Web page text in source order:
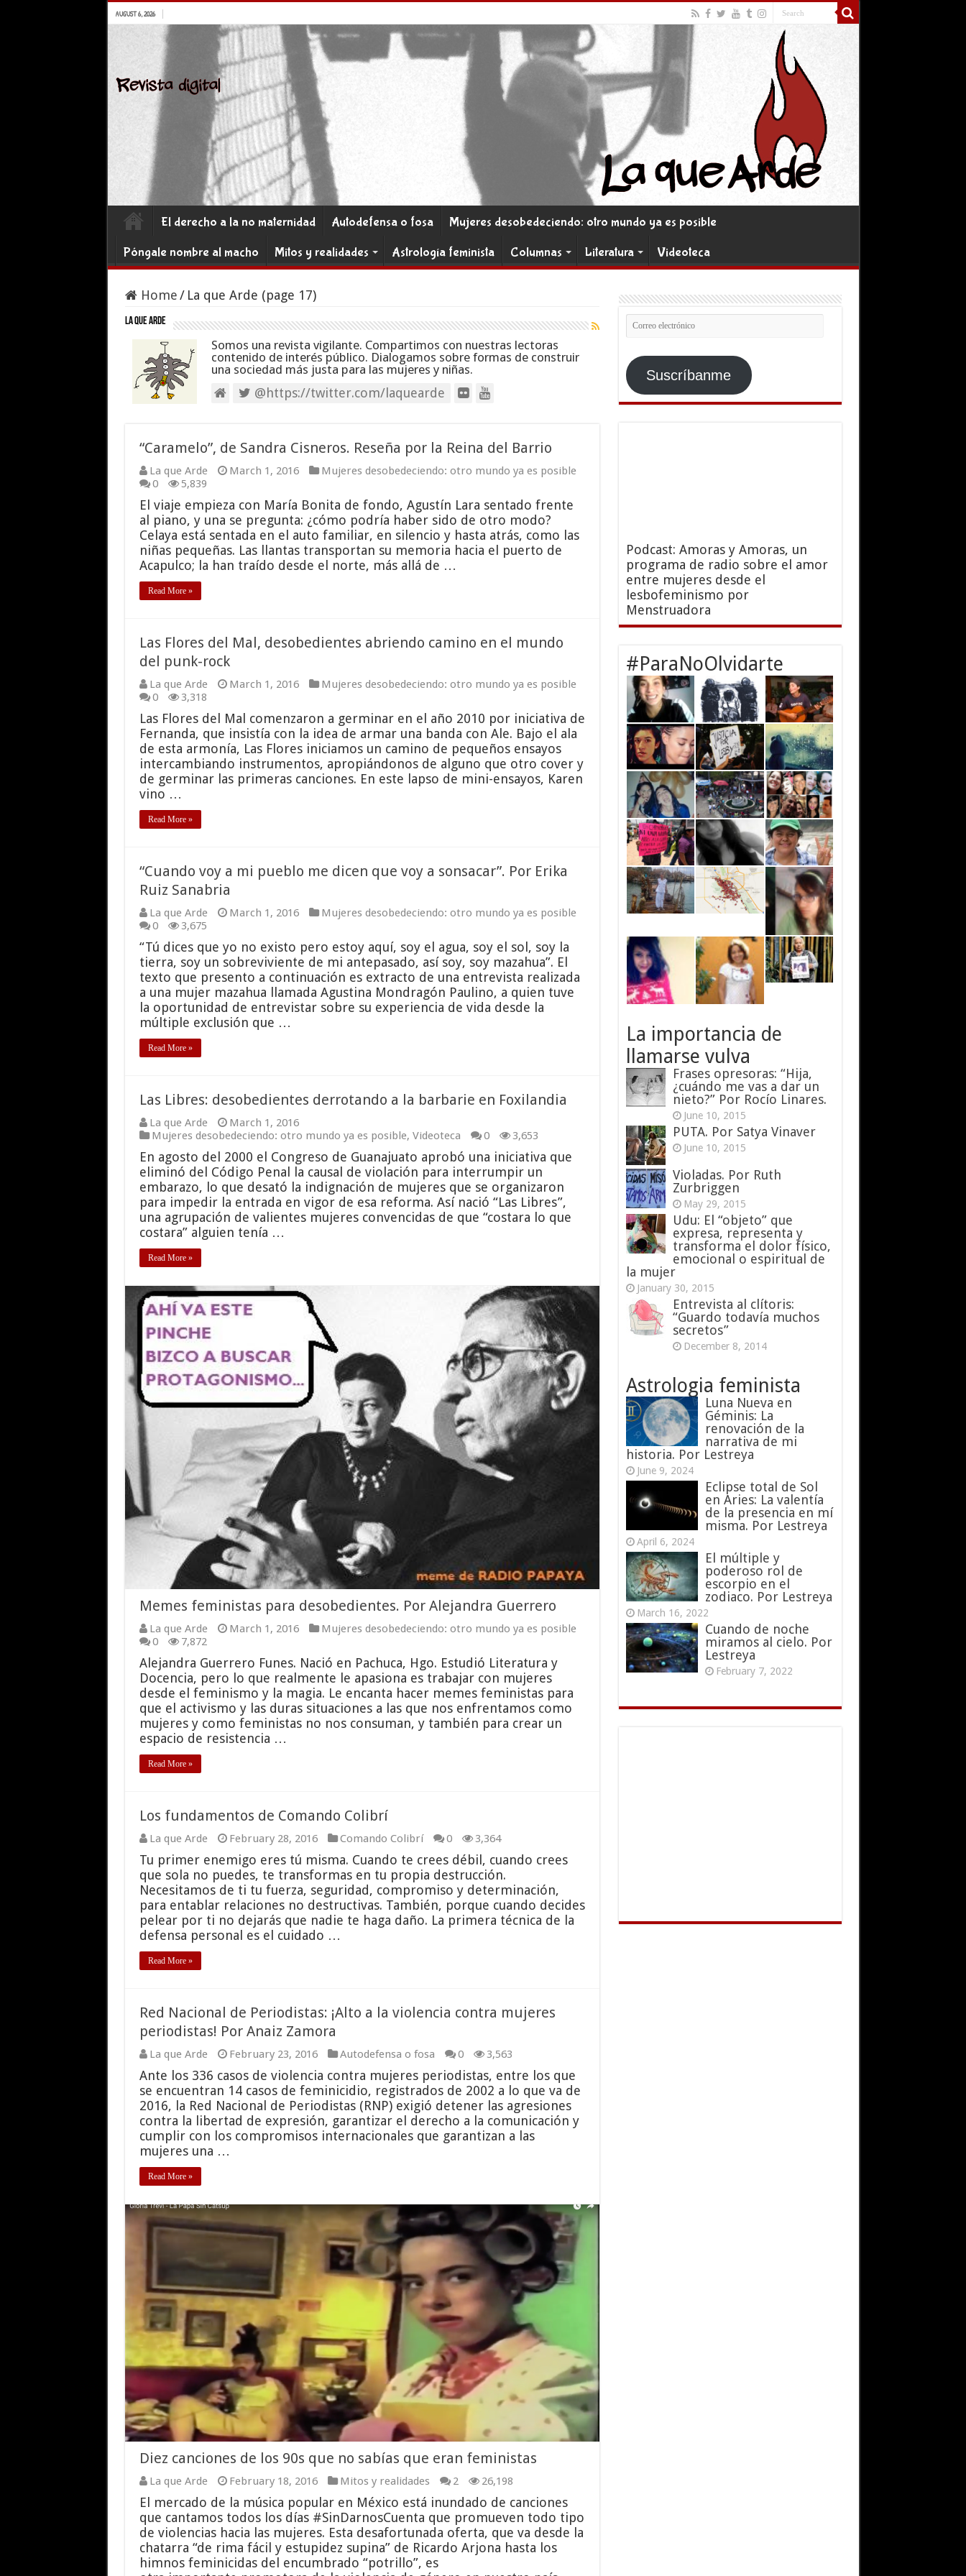
AUGUST 6, 2026
El derecho a la no maternidad Autodefensa o fosa
Mujeres desobedeciendo: otro mundo ya es posible
Póngale nombre al macho
Mitos y realidades Astrología feminista Columnas Literatura Videoteca
Home/ La que Arde (page 17)
La que Arde
Somos una revista vigilante. Compartimos con nuestras lectoras
contenido de interés público. Dialogamos sobre formas de construir
una sociedad más justa para las mujeres y niñas.
@https://twitter.com/laquearde
“Caramelo”, de Sandra Cisneros. Reseña por la Reina del Barrio
La que Arde March 1, 2016
Mujeres desobedeciendo: otro mundo ya es posible
0
5,839
El viaje empieza con María Bonita de fondo, Agustín Lara sentado frente
al piano, y una se pregunta: ¿cómo podría haber sido de otro modo?
Celaya está sentada en el auto familiar, en silencio y hasta atrás, como las
niñas pequeñas. Las llantas transportan su memoria hacia el puerto de
Acapulco; la han traído desde el norte, más allá de …
Read More »
Las Flores del Mal, desobedientes abriendo camino en el mundo
del punk-rock
La que Arde March 1, 2016
Mujeres desobedeciendo: otro mundo ya es posible
0
3,318
Las Flores del Mal comenzaron a germinar en el año 2010 por iniciativa de
Fernanda, que insistía con la idea de armar una banda con Ale. Bajo el ala
de esta armonía, Las Flores iniciamos un camino de pequeños ensayos
intercambiando instrumentos, apropiándonos de alguno que otro cover y
de germinar las primeras canciones. En este lapso de mini-ensayos, Karen
vino …
Read More »
“Cuando voy a mi pueblo me dicen que voy a sonsacar”. Por Erika
Ruiz Sanabria
La que Arde March 1, 2016
Mujeres desobedeciendo: otro mundo ya es posible
0
3,675
“Tú dices que yo no existo pero estoy aquí, soy el agua, soy el sol, soy la
tierra, soy un sobreviviente de mi antepasado, así soy, soy mazahua”. El
texto que presento a continuación es extracto de una entrevista realizada
a una mujer mazahua llamada Agustina Mondragón Paulino, a quien tuve
la oportunidad de entrevistar sobre su experiencia de vida desde la
múltiple exclusión que …
Read More »
Las Libres: desobedientes derrotando a la barbarie en Foxilandia
La que Arde
March 1, 2016
Mujeres desobedeciendo: otro mundo ya es posible, Videoteca 0 3,653
En agosto del 2000 el Congreso de Guanajuato aprobó una iniciativa que
eliminó del Código Penal la causal de violación para interrumpir un
embarazo, lo que desató la indignación de mujeres que se organizaron
para impedir la entrada en vigor de esa reforma. Así nació “Las Libres”,
una agrupación de valientes mujeres convencidas de que “costara lo que
costara” alguien tenía …
Read More »
Memes feministas para desobedientes. Por Alejandra Guerrero
La que Arde March 1, 2016
Mujeres desobedeciendo: otro mundo ya es posible
0
7,872
Alejandra Guerrero Funes. Nació en Pachuca, Hgo. Estudió Literatura y
Docencia, pero lo que realmente le apasiona es trabajar con mujeres
desde el feminismo y la magia. Le encanta hacer memes feministas para
que el activismo y las duras situaciones a las que nos enfrentamos como
mujeres y como feministas no nos consuman, y también para crear un
espacio de resistencia …
Read More »
Los fundamentos de Comando Colibrí
La que Arde February 28, 2016 Comando Colibrí 0 3,364
Tu primer enemigo eres tú misma. Cuando te crees débil, cuando crees
que sola no puedes, te transformas en tu propia destrucción.
Necesitamos de ti tu fuerza, seguridad, compromiso y determinación,
para entablar relaciones no destructivas. También, porque cuando decides
pelear por ti no dejarás que nadie te haga daño. La primera técnica de la
defensa personal es el cuidado …
Read More »
Red Nacional de Periodistas: ¡Alto a la violencia contra mujeres
periodistas! Por Anaiz Zamora
La que Arde February 23, 2016 Autodefensa o fosa 0 3,563
Ante los 336 casos de violencia contra mujeres periodistas, entre los que
se encuentran 14 casos de feminicidio, registrados de 2002 a lo que va de
2016, la Red Nacional de Periodistas (RNP) exigió detener las agresiones
contra la libertad de expresión, garantizar el derecho a la comunicación y
cumplir con los compromisos internacionales que garantizan a las
mujeres una …
Read More »
Diez canciones de los 90s que no sabías que eran feministas
La que Arde February 18, 2016 Mitos y realidades 2 26,198
El mercado de la música popular en México está inundado de canciones
que cantamos todos los días #SinDarnosCuenta que promueven todo tipo
de violencias hacia las mujeres. Esta desafortunada oferta, que va desde la
chatarra “de rima fácil y estupidez supina” de Ricardo Arjona hasta los
himnos feminicidas del encumbrado “potrillo”, es
Correo
electrónico
Suscríbanme
Podcast: Amoras y Amoras, un
programa de radio sobre el amor
entre mujeres desde el
lesbofeminismo por
Menstruadora
#ParaNoOlvidarte
La importancia de
llamarse vulva
Frases opresoras: “Hija,
¿cuándo me vas a dar un
nieto?” Por Rocío Linares.
June 10, 2015
PUTA. Por Satya Vinaver
June 10, 2015
Violadas. Por Ruth
Zurbriggen
May 29, 2015
Udu: El “objeto” que
expresa, representa y
transforma el dolor físico,
emocional o espiritual de
la mujer
January 30, 2015
Entrevista al clítoris:
“Guardo todavía muchos
secretos”
December 8, 2014
Astrologia feminista
Luna Nueva en
Géminis: La
renovación de la
narrativa de mi
historia. Por Lestreya
June 9, 2024
Eclipse total de Sol
en Aries: La valentía
de la presencia en mí
misma. Por Lestreya
April 6, 2024
El múltiple y
poderoso rol de
escorpio en el
zodiaco. Por Lestreya
March 16, 2022
Cuando de noche
miramos al cielo. Por
Lestreya
February 7, 2022